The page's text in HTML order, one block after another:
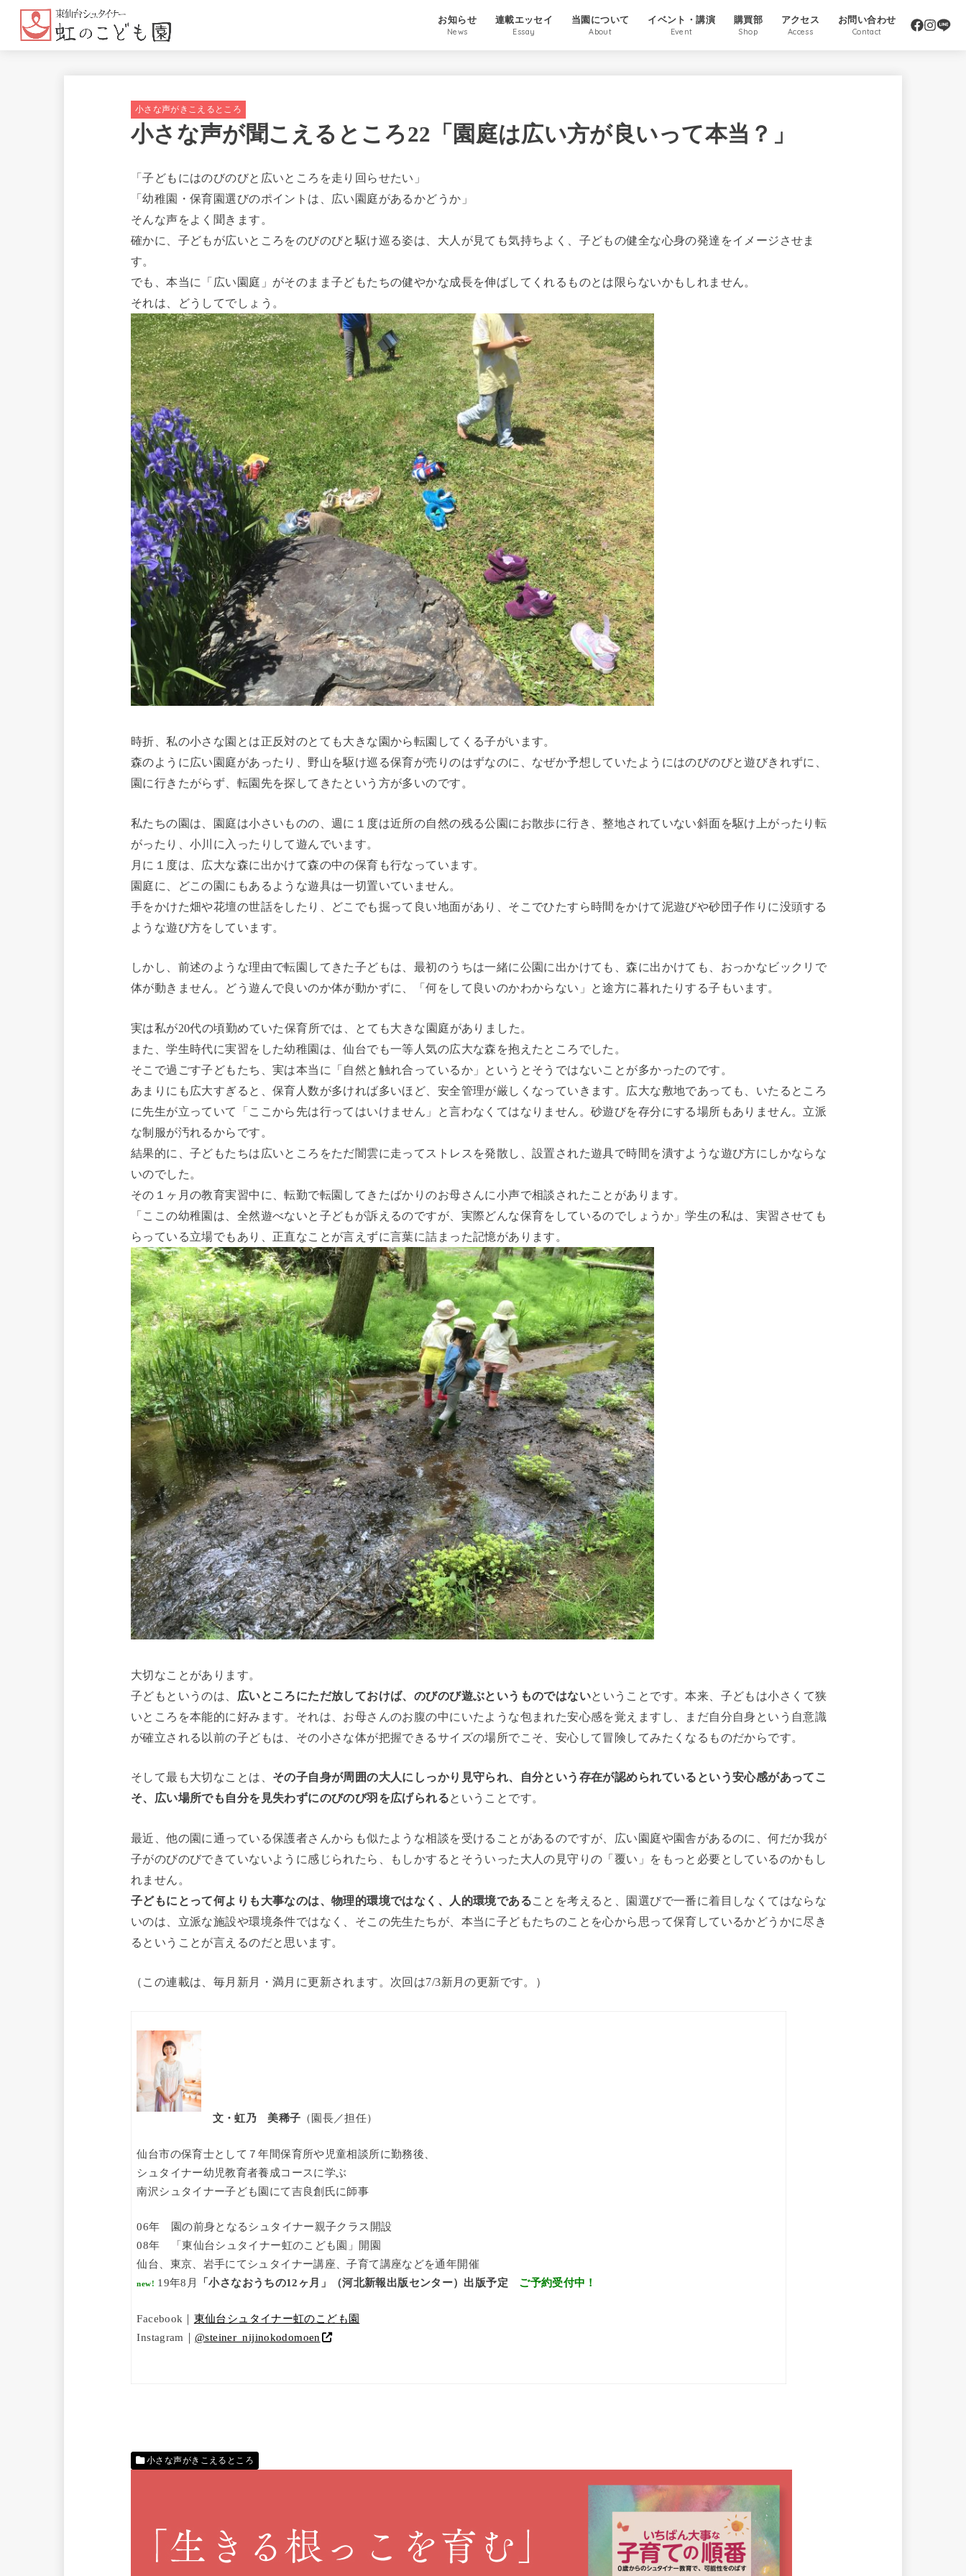
お知らせ
News
連載エッセイ
Essay
当園について
About
イベント・講演
Event
購買部
Shop
アクセス
Access
お問い合わせ
Contact
小さな声がきこえるところ
小さな声が聞こえるところ22「園庭は広い方が良いって本当？」
「子どもにはのびのびと広いところを走り回らせたい」
「幼稚園・保育園選びのポイントは、広い園庭があるかどうか」
そんな声をよく聞きます。
確かに、子どもが広いところをのびのびと駆け巡る姿は、大人が見ても気持ちよく、子どもの健全な心身の発達をイメージさせま
す。
でも、本当に「広い園庭」がそのまま子どもたちの健やかな成長を伸ばしてくれるものとは限らないかもしれません。
それは、どうしてでしょう。
時折、私の小さな園とは正反対のとても大きな園から転園してくる子がいます。
森のように広い園庭があったり、野山を駆け巡る保育が売りのはずなのに、なぜか予想していたようにはのびのびと遊びきれずに、
園に行きたがらず、転園先を探してきたという方が多いのです。
私たちの園は、園庭は小さいものの、週に１度は近所の自然の残る公園にお散歩に行き、整地されていない斜面を駆け上がったり転
がったり、小川に入ったりして遊んでいます。
月に１度は、広大な森に出かけて森の中の保育も行なっています。
園庭に、どこの園にもあるような遊具は一切置いていません。
手をかけた畑や花壇の世話をしたり、どこでも掘って良い地面があり、そこでひたすら時間をかけて泥遊びや砂団子作りに没頭する
ような遊び方をしています。
しかし、前述のような理由で転園してきた子どもは、最初のうちは一緒に公園に出かけても、森に出かけても、おっかなビックリで
体が動きません。どう遊んで良いのか体が動かずに、「何をして良いのかわからない」と途方に暮れたりする子もいます。
実は私が20代の頃勤めていた保育所では、とても大きな園庭がありました。
また、学生時代に実習をした幼稚園は、仙台でも一等人気の広大な森を抱えたところでした。
そこで過ごす子どもたち、実は本当に「自然と触れ合っているか」というとそうではないことが多かったのです。
あまりにも広大すぎると、保育人数が多ければ多いほど、安全管理が厳しくなっていきます。広大な敷地であっても、いたるところ
に先生が立っていて「ここから先は行ってはいけません」と言わなくてはなりません。砂遊びを存分にする場所もありません。立派
な制服が汚れるからです。
結果的に、子どもたちは広いところをただ闇雲に走ってストレスを発散し、設置された遊具で時間を潰すような遊び方にしかならな
いのでした。
その１ヶ月の教育実習中に、転勤で転園してきたばかりのお母さんに小声で相談されたことがあります。
「ここの幼稚園は、全然遊べないと子どもが訴えるのですが、実際どんな保育をしているのでしょうか」学生の私は、実習させても
らっている立場でもあり、正直なことが言えずに言葉に詰まった記憶があります。
大切なことがあります。
子どもというのは、 広いところにただ放しておけば、のびのび遊ぶというものではないということです。本来、子どもは小さくて狭
いところを本能的に好みます。それは、お母さんのお腹の中にいたような包まれた安心感を覚えますし、まだ自分自身という自意識
が確立される以前の子どもは、その小さな体が把握できるサイズの場所でこそ、安心して冒険してみたくなるものだからです。
そして最も大切なことは、 その子自身が周囲の大人にしっかり見守られ、自分という存在が認められているという安心感があってこ
そ、広い場所でも自分を見失わずにのびのび羽を広げられるということです。
最近、他の園に通っている保護者さんからも似たような相談を受けることがあるのですが、広い園庭や園舎があるのに、何だか我が
子がのびのびできていないように感じられたら、もしかするとそういった大人の見守りの「覆い」をもっと必要としているのかもし
れません。
子どもにとって何よりも大事なのは、物理的環境ではなく、人的環境であることを考えると、園選びで一番に着目しなくてはならな
いのは、立派な施設や環境条件ではなく、そこの先生たちが、本当に子どもたちのことを心から思って保育しているかどうかに尽き
るということが言えるのだと思います。
（この連載は、毎月新月・満月に更新されます。次回は7/3新月の更新です。）
文・虹乃 美稀子 （園長／担任）
仙台市の保育士として７年間保育所や児童相談所に勤務後、
シュタイナー幼児教育者養成コースに学ぶ
南沢シュタイナー子ども園にて吉良創氏に師事
06年 園の前身となるシュタイナー親子クラス開設
08年 「東仙台シュタイナー虹のこども園」開園
仙台、東京、岩手にてシュタイナー講座、子育て講座などを通年開催
new! 19年8月 「小さなおうちの12ヶ月」（河北新報出版センター）出版予定 ご予約受付中！
Facebook｜ 東仙台シュタイナー虹のこども園
Instagram｜@steiner_nijinokodomoen
小さな声がきこえるところ